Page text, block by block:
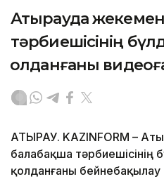
Атырауда
тәрбиешісінің
қолданғаны
АТЫРАУ. KAZINFORM –
балабақша тәрбиешісінің
қолданғаны бейнебақылау